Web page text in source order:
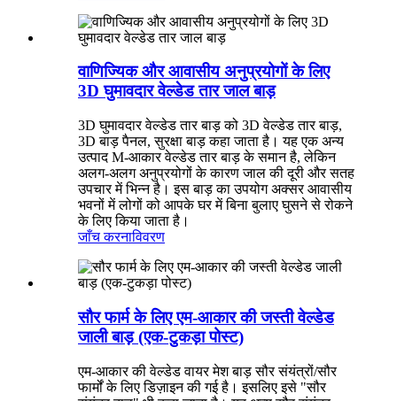
वाणिज्यिक और आवासीय अनुप्रयोगों के लिए
3D घुमावदार वेल्डेड तार जाल बाड़
3D घुमावदार वेल्डेड तार बाड़ को 3D वेल्डेड तार बाड़,
3D बाड़ पैनल, सुरक्षा बाड़ कहा जाता है। यह एक अन्य
उत्पाद M-आकार वेल्डेड तार बाड़ के समान है, लेकिन
अलग-अलग अनुप्रयोगों के कारण जाल की दूरी और सतह
उपचार में भिन्न है। इस बाड़ का उपयोग अक्सर आवासीय
भवनों में लोगों को आपके घर में बिना बुलाए घुसने से रोकने
के लिए किया जाता है।
जाँच करनाविवरण
सौर फार्म के लिए एम-आकार की जस्ती वेल्डेड
जाली बाड़ (एक-टुकड़ा पोस्ट)
एम-आकार की वेल्डेड वायर मेश बाड़ सौर संयंत्रों/सौर
फार्मों के लिए डिज़ाइन की गई है। इसलिए इसे "सौर